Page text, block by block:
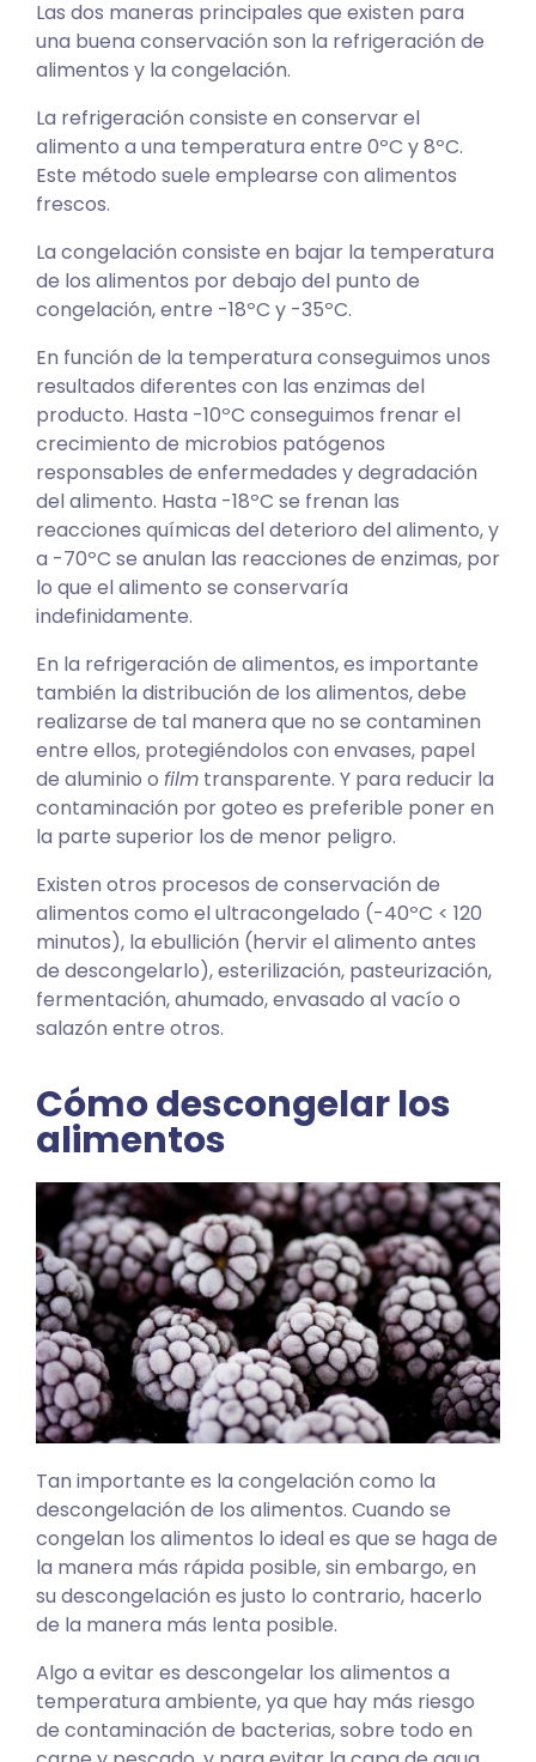
Las dos maneras principales que existen para
una buena conservación son la refrigeración de
alimentos y la congelación.
La refrigeración consiste en conservar el
alimento a una temperatura entre 0ºC y 8ºC.
Este método suele emplearse con alimentos
frescos.
La congelación consiste en bajar la temperatura
de los alimentos por debajo del punto de
congelación, entre -18ºC y -35ºC.
En función de la temperatura conseguimos unos
resultados diferentes con las enzimas del
producto. Hasta -10ºC conseguimos frenar el
crecimiento de microbios patógenos
responsables de enfermedades y degradación
del alimento. Hasta -18ºC se frenan las
reacciones químicas del deterioro del alimento, y
a -70ºC se anulan las reacciones de enzimas, por
lo que el alimento se conservaría
indefinidamente.
En la refrigeración de alimentos, es importante
también la distribución de los alimentos, debe
realizarse de tal manera que no se contaminen
entre ellos, protegiéndolos con envases, papel
de aluminio o film transparente. Y para reducir la
contaminación por goteo es preferible poner en
la parte superior los de menor peligro.
Existen otros procesos de conservación de
alimentos como el ultracongelado (-40ºC < 120
minutos), la ebullición (hervir el alimento antes
de descongelarlo), esterilización, pasteurización,
fermentación, ahumado, envasado al vacío o
salazón entre otros.
Cómo descongelar los
alimentos
Tan importante es la congelación como la
descongelación de los alimentos. Cuando se
congelan los alimentos lo ideal es que se haga de
la manera más rápida posible, sin embargo, en
su descongelación es justo lo contrario, hacerlo
de la manera más lenta posible.
Algo a evitar es descongelar los alimentos a
temperatura ambiente, ya que hay más riesgo
de contaminación de bacterias, sobre todo en